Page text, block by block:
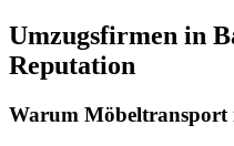
Umzugsfirmen in
Reputation
Warum Möbeltransport